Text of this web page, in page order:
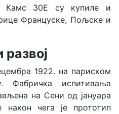
Камс 30Е су купиле и
Француске, Пољске и
1922. на париском
Фабричка испитивања
на Сени од јануара
чега је прототип